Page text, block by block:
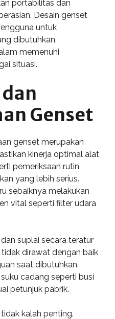
portabilitas dan
Desain genset
untuk
dibutuhkan,
memenuhi
situasi.
Genset
genset merupakan
kinerja optimal alat
pemeriksaan rutin
yang lebih serius.
sebaiknya melakukan
vital seperti filter udara
suplai secara teratur
dirawat dengan baik
saat dibutuhkan.
cadang seperti busi
petunjuk pabrik.
kalah penting.